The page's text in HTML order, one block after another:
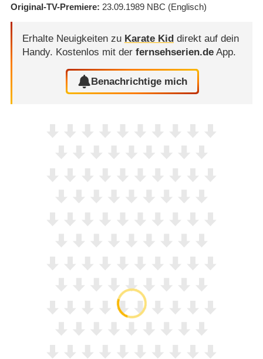
Original-TV-Premiere 23.09.1989 NBC (Englisch)
Erhalte Neuigkeiten zu Karate Kid direkt auf dein
Handy. Kostenlos mit der fernsehserien.deApp.
Benachrichtige mich